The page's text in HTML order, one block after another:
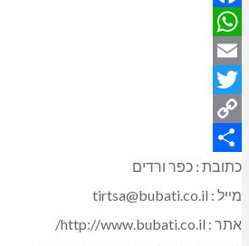
Facebook
WhatsApp
Email
Twitter
Copy
Link
Share
כתובת : כפר ורדים
מייל : tirtsa@bubati.co.il
אתר : http://www.bubati.co.il/